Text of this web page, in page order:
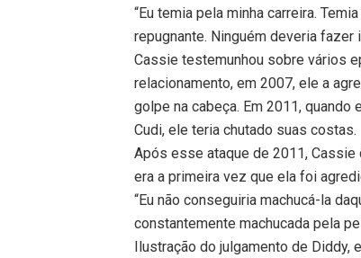
“Eu temia pela minha carreira.
repugnante. Ninguém deveria
Cassie testemunhou sobre vários
relacionamento, em 2007, ele a
golpe na cabeça. Em 2011,
Cudi, ele teria chutado suas costas.
Após esse ataque de 2011, Cassie
era a primeira vez que ela foi
“Eu não conseguiria machucá-la
constantemente machucada pela
Ilustração do julgamento de Diddy,